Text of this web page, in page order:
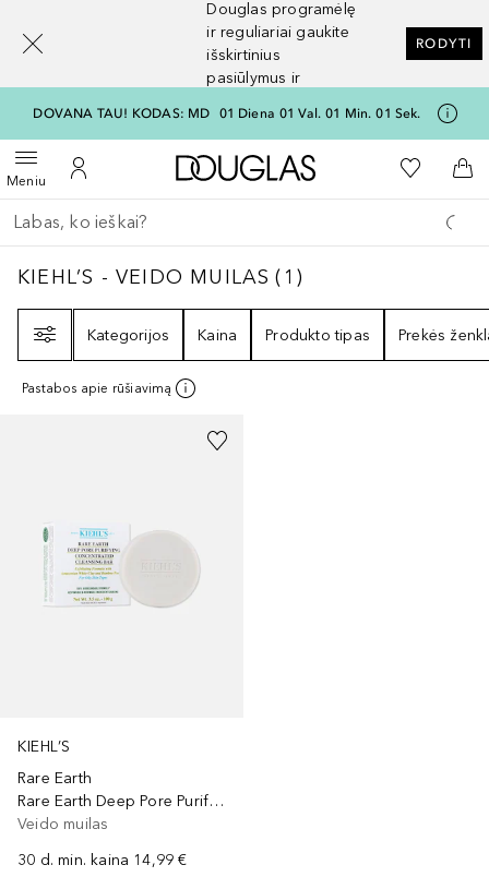
Douglas programėlę
ir reguliariai gaukite
išskirtinius
pasiūlymus ir
RODYTI
DOVANA TAU! KODAS: MD 01 Diena 01 Val. 01 Min. 01 Sek.
MeniuAtidaryti meniuĮ mano paskyrą
Į Douglas pagrindinį
Į mano
Į
Grįžk atgal
Vykdykite paiešką
KIEHL’S - VEIDO MUILAS 1
KIEHL’S - VEIDO MUILAS ( 1 )
Kategorijos
Kaina Produkto tipas Prekės
Pastabos apie rūšiavimą
KIEHL’S
Rare Earth
Rare Earth Deep Pore Purifying Concentrated Facial Cleansing Bar
Veido muilas
30 d. min. kaina 14,99 €
[navigation.slideout.screenreader]